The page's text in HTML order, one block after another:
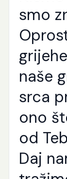
smo
naše
srca
ono
od
Daj